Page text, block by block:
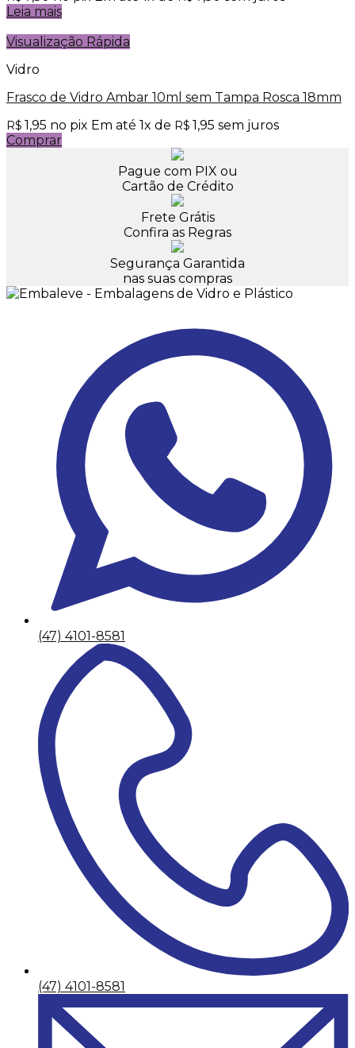
Leia mais
Visualização Rápida
Vidro
Frasco de Vidro Ambar 10ml sem Tampa Rosca 18mm
R$ 1,95 no pix Em até 1x de R$ 1,95 sem juros
Comprar
Pague com PIX ou
Cartão de Crédito
Frete Grátis
Confira as Regras
Segurança Garantida
nas suas compras
(47) 4101-8581
(47) 4101-8581